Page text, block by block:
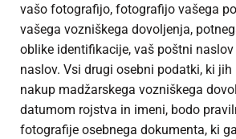
vašo fotografijo, fotografijo vašega
vašega vozniškega dovoljenja,
oblike identifikacije, vaš poštni
naslov. Vsi drugi osebni podatki, ki jih
nakup madžarskega vozniškega
datumom rojstva in imeni, bodo
fotografije osebnega dokumenta, ki